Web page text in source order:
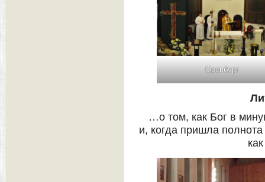
Оренбург
…о том, как Бог в
и, когда пришла